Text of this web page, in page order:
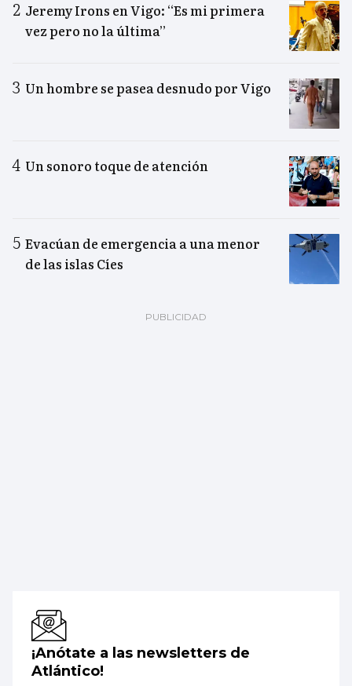
Jeremy Irons en Vigo: “Es mi primera
vez pero no la última”
Un hombre se pasea desnudo por Vigo
Un sonoro toque de atención
Evacúan de emergencia a una menor
de las islas Cíes
¡Anótate a las newsletters de
Atlántico!